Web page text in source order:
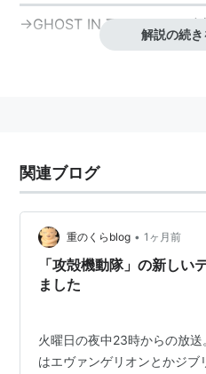
→GHOST IN THE SHELL 攻
解説の続
関連ブログ
重のくらblog • 1ヶ月前
「攻殻機動隊」の新しい
ました
火曜日の夜中23時からの放
はエヴァンゲリオンとかジ